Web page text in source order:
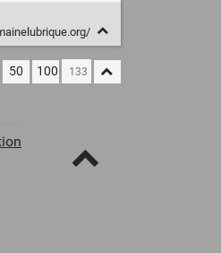
50 100